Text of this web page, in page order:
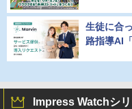
生徒に合
路指導AI
Impress Watchシ